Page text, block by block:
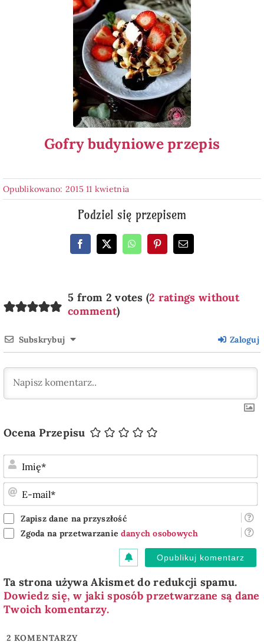
Gofry budyniowe przepis
Opublikowano: 2015 11 kwietnia
Podziel się przepisem
5 from 2 votes (2 ratings without
comment)
Subskrybuj Zaloguj
Ocena Przepisu
Zapisz dane na przyszłość
Zgoda na przetwarzaniedanych osobowych
Ta strona używa Akismet do redukcji spamu.
Dowiedz się, w jaki sposób przetwarzane są dane
Twoich komentarzy.
2 KOMENTARZY